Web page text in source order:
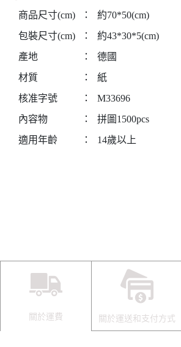
商品尺寸(cm) ：
約70*50(cm)
包裝尺寸(cm)
：
約43*30*5(cm)
產地
：
德國
材質
：
紙
核准字號
：
M33696
內容物
：
拼圖1500pcs
適用年齡
： 14歲以上
關於運費 關於運送和支付方式